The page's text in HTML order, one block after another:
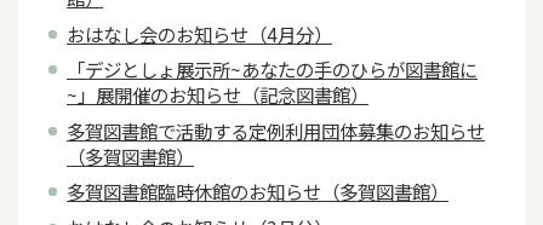
おはなし会のお知らせ（4月分）
「デジとしょ展示所~あなたの手のひらが図書館に
~」展開催のお知らせ（記念図書館）
多賀図書館で活動する定例利用団体募集のお知らせ
（多賀図書館）
多賀図書館臨時休館のお知らせ（多賀図書館）